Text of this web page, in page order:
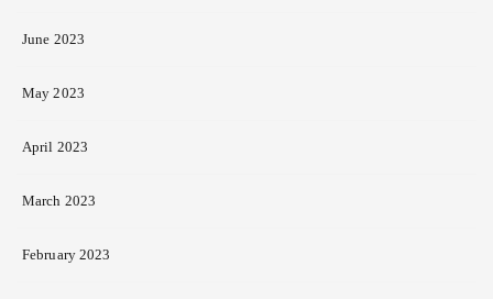
June 2023
May 2023
April 2023
March 2023
February 2023